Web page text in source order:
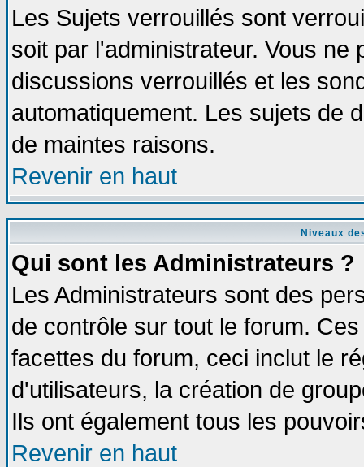
Les Sujets verrouillés sont
soit par l'administrateur. Vous
discussions verrouillés et les
automatiquement. Les sujets de
de maintes raisons.
Revenir en haut
Niveaux
Qui sont les Administrateurs ?
Les Administrateurs sont des
de contrôle sur tout le forum.
facettes du forum, ceci inclut le
d'utilisateurs, la création de
Ils ont également tous les
Revenir en haut